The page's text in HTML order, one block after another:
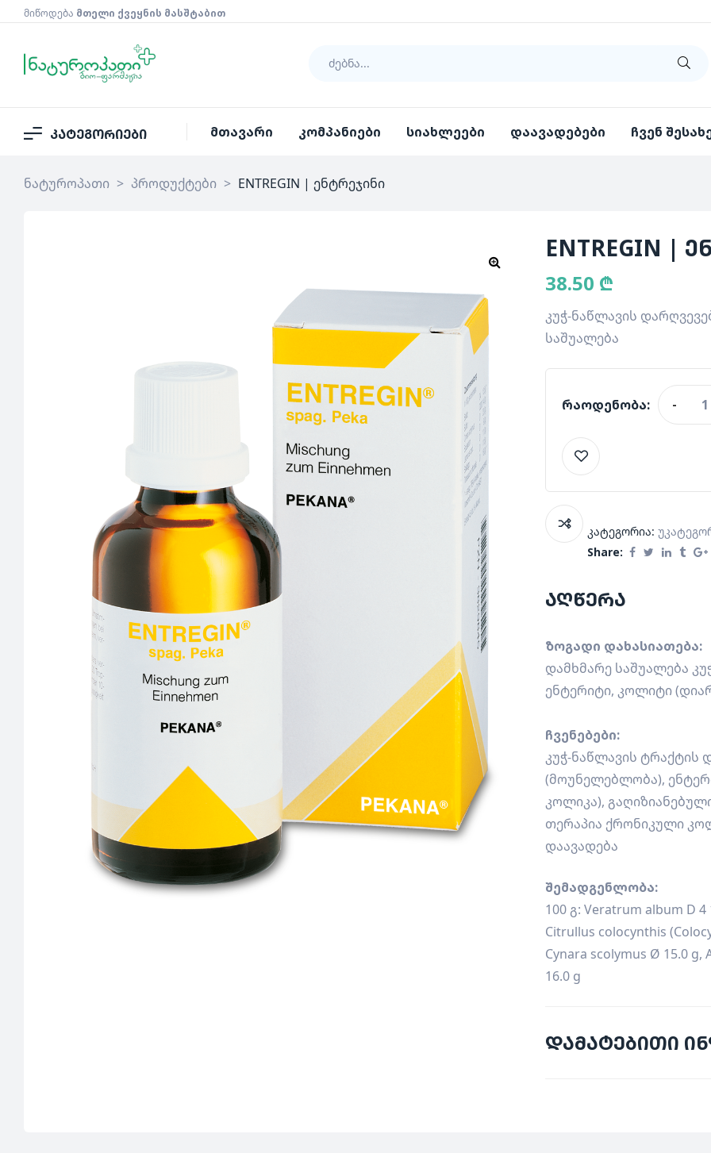
მიწოდება მთელი ქვეყნის მასშტაბით
კატეგორიები მთავარი კომპანიები სიახლეები დაავადებები ჩვენ
ნატუროპათი > პროდუქტები > ENTREGIN | ენტრეჯინი
ENTREGIN |
38.50 ₾
კუჭ-ნაწლავის
საშუალება
რაოდენობა: -
კატეგორია:
Share:
აღწერა
ზოგადი დახასიათება:
დამხმარე საშუალება
ენტერიტი, კოლიტი
ჩვენებები:
კუჭ-ნაწლავის ტრაქტის
(მოუნელებლობა),
კოლიკა),
თერაპია ქრონიკული
დაავადება
შემადგენლობა:
100 გ: Veratrum album D
Citrullus colocynthis
Cynara scolymus Ø 15.0
16.0 g
დამატებითი